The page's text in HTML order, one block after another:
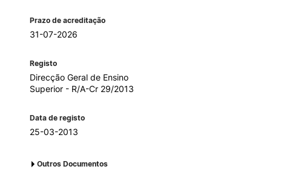
Prazo de acreditação
31-07-2026
Registo
Direcção Geral de Ensino
Superior - R/A-Cr 29/2013
Data de registo
25-03-2013
Outros Documentos